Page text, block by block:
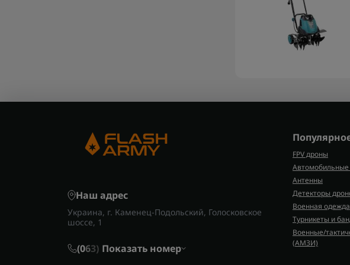
Наш адрес
Украина, г. Каменец-Подольский, Голосковское
шоссе, 1
(063) Показать номер
FPV дроны
Антенны
Детекторы
Военная одежда
Турникеты и
Военные/
(AMЗИ)